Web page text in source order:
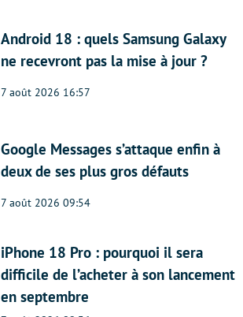
Android 18 : quels Samsung Galaxy
ne recevront pas la mise à jour ?
7 août 2026 16:57
Google Messages s’attaque enfin à
deux de ses plus gros défauts
7 août 2026 09:54
iPhone 18 Pro : pourquoi il sera
difficile de l’acheter à son lancement
en septembre